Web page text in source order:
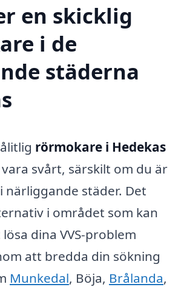
en skicklig
i de
städerna
rörmokare i Hedekas
svårt, särskilt om du är
städer. Det
i området som kan
dina VVS-problem
att bredda din sökning
Munkedal, Böja, Brålanda,